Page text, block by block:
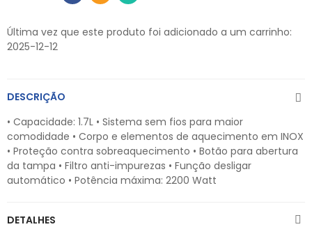
Última vez que este produto foi adicionado a um carrinho:
2025-12-12
DESCRIÇÃO
• Capacidade: 1.7L • Sistema sem fios para maior
comodidade • Corpo e elementos de aquecimento em INOX
• Proteção contra sobreaquecimento • Botão para abertura
da tampa • Filtro anti-impurezas • Função desligar
automático • Potência máxima: 2200 Watt
DETALHES